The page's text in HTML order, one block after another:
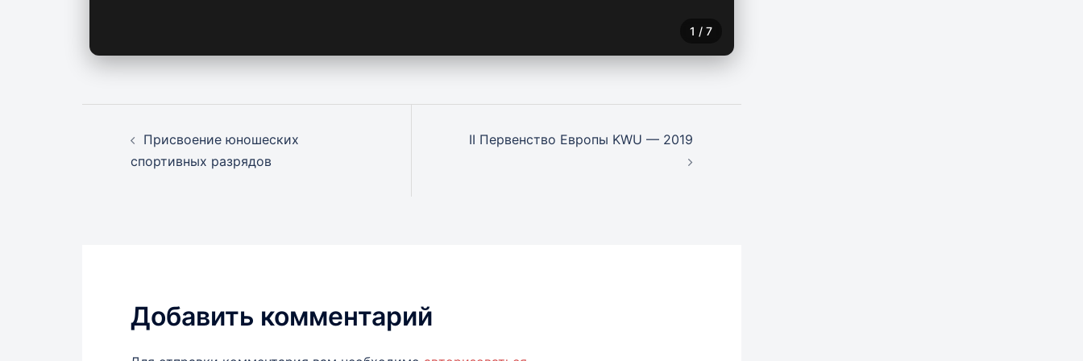
1 / 7
записиПрисвоение юношеских
спортивных разрядов
II Первенство Европы KWU — 2019
Добавить комментарий